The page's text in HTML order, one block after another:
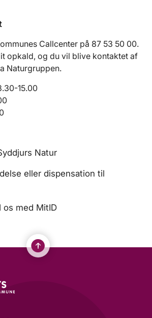
Callcenter på 87 53 50 00.
opkald, og du vil blive kontaktet af
Naturgruppen.
15.00
Natur
eller dispensation til
os med MitID